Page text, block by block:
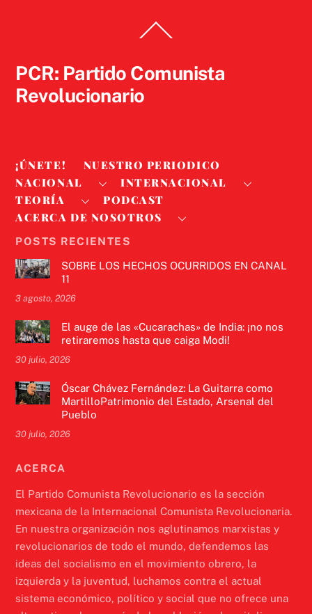
To
PCR: Partido Comunista
Revolucionario
¡ÚNETE!
NUESTRO PERIODICO
NACIONAL
INTERNACIONAL
TEORÍA
PODCAST
ACERCA DE NOSOTROS
POSTS RECIENTES
SOBRE LOS HECHOS OCURRIDOS EN CANAL
11
3 agosto, 2026
El auge de las «Cucarachas» de India: ¡no nos
retiraremos hasta que caiga Modi!
30 julio, 2026
Óscar Chávez Fernández: La Guitarra como
MartilloPatrimonio del Estado, Arsenal del
Pueblo
30 julio, 2026
ACERCA
El Partido Comunista Revolucionario es la sección
mexicana de la Internacional Comunista Revolucionaria.
En nuestra organización nos aglutinamos marxistas y
revolucionarios de todo el mundo, defendemos las
ideas del socialismo en el movimiento obrero, la
izquierda y la juventud, luchamos contra el actual
sistema económico, político y social que no ofrece una